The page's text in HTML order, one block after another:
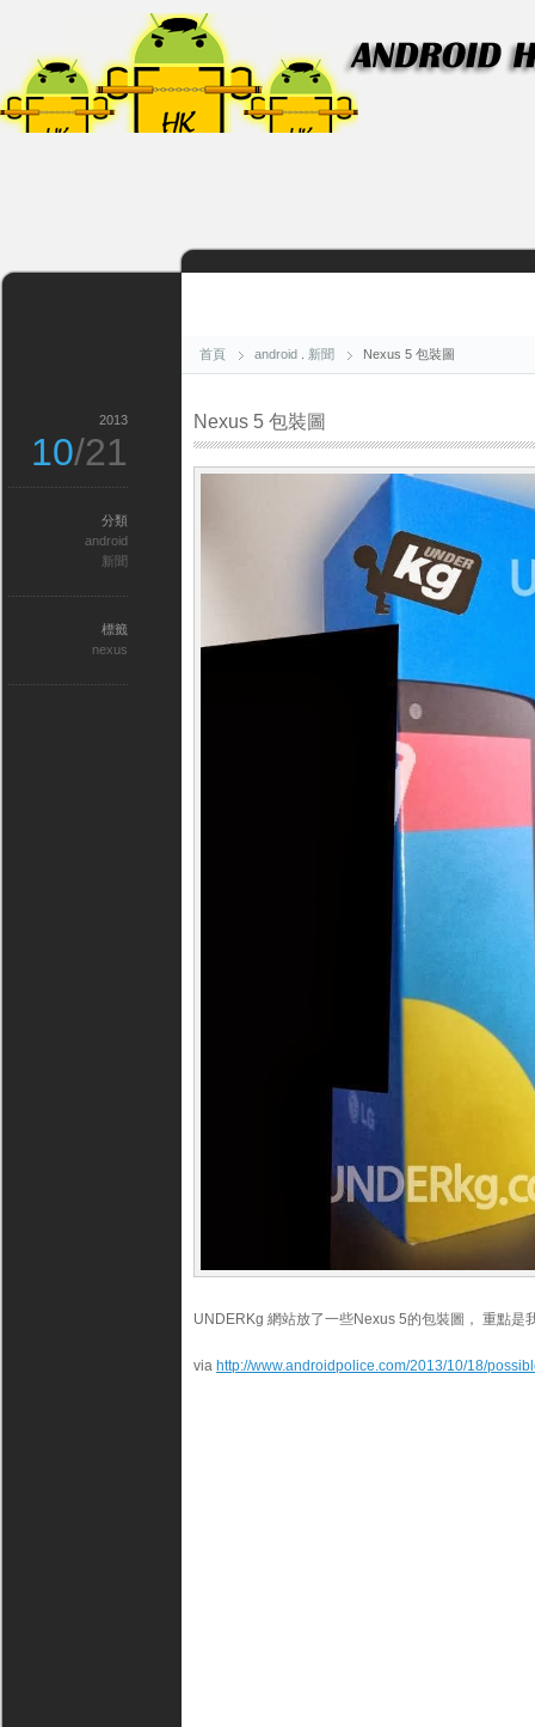
首頁 android 新聞 Nexus 5 包裝圖
Nexus 5 包裝圖
UNDERKg 網站放了一些Nexus 5的包裝圖， 重點是
via http://www.androidpolice.com/2013/10/18/
2013
10/21
分類
android
新聞
標籤
nexus